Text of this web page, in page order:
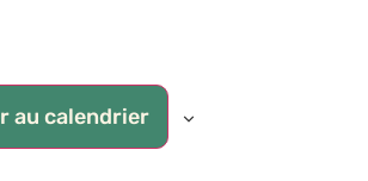
au calendrier